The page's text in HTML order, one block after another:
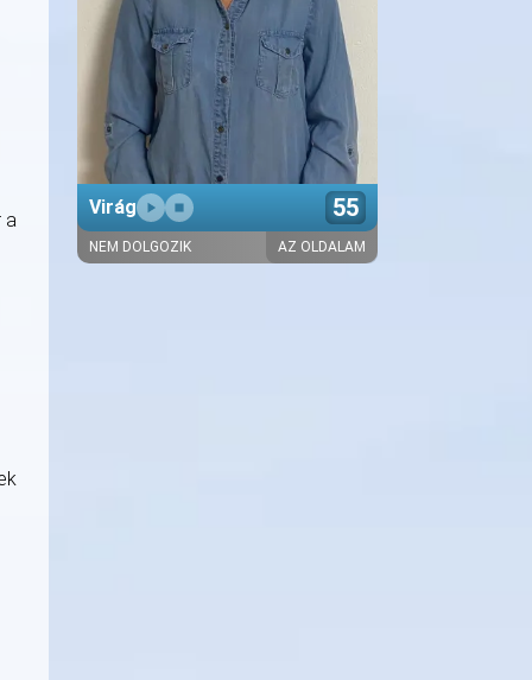
a
Virág 55
Bemutatkozó szöveg hamarosan
NEM DOLGOZIK AZ OLDALAM